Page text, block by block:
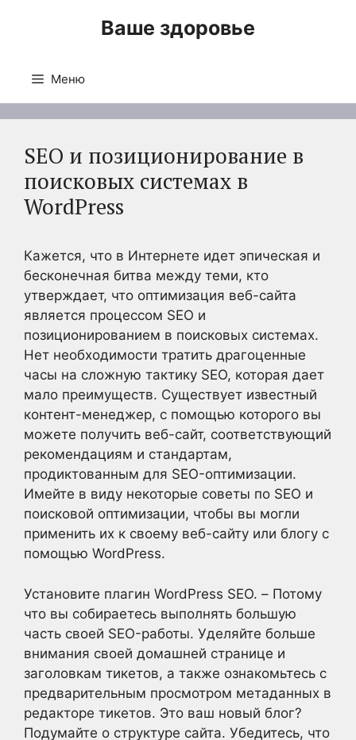
Ваше здоровье
Меню
SEO и позиционирование в
поисковых системах в
WordPress
Кажется, что в Интернете идет эпическая и
бесконечная битва между теми, кто
утверждает, что оптимизация веб-сайта
является процессом SEO и
позиционированием в поисковых системах.
Нет необходимости тратить драгоценные
часы на сложную тактику SEO, которая дает
мало преимуществ. Существует известный
контент-менеджер, с помощью которого вы
можете получить веб-сайт, соответствующий
рекомендациям и стандартам,
продиктованным для SEO-оптимизации.
Имейте в виду некоторые советы по SEO и
поисковой оптимизации, чтобы вы могли
применить их к своему веб-сайту или блогу с
помощью WordPress.
Установите плагин WordPress SEO. – Потому
что вы собираетесь выполнять большую
часть своей SEO-работы. Уделяйте больше
внимания своей домашней странице и
заголовкам тикетов, а также ознакомьтесь с
предварительным просмотром метаданных в
редакторе тикетов. Это ваш новый блог?
Подумайте о структуре сайта. Убедитесь, что